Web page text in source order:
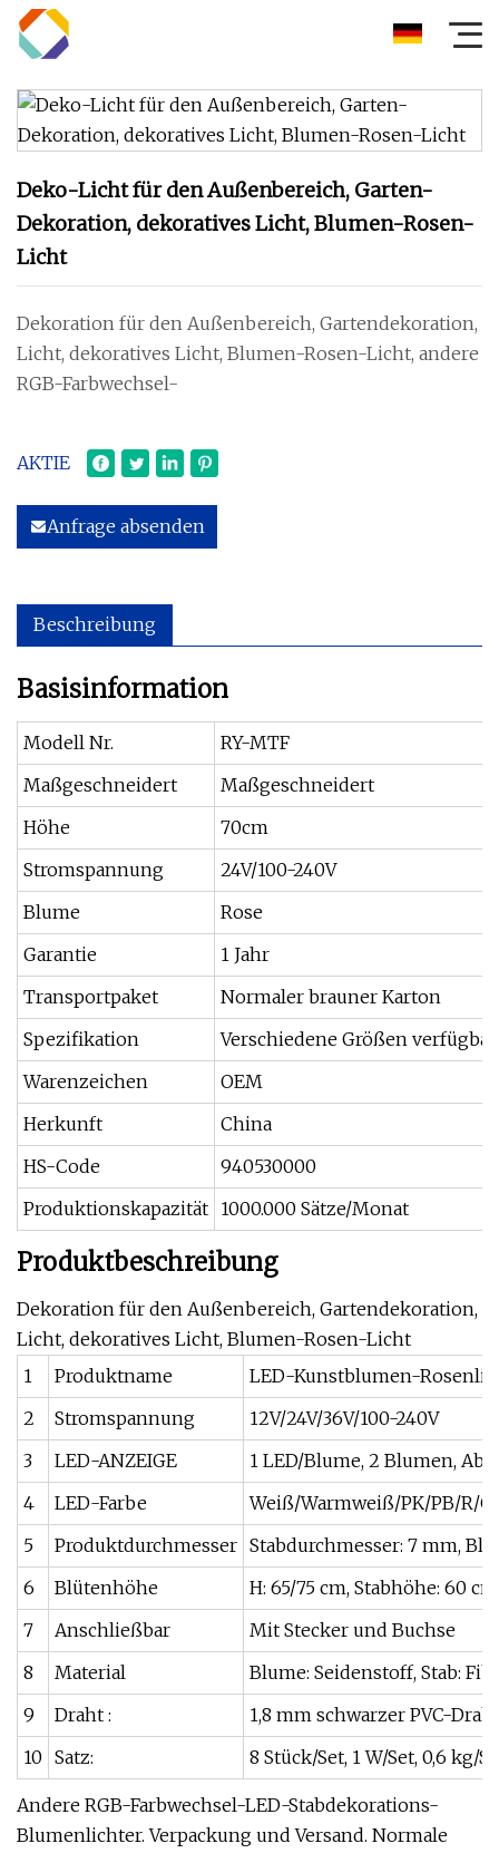
Deko-Licht für den Außenbereich, Garten-
Dekoration, dekoratives Licht, Blumen-Rosen-
Licht
Dekoration für den Außenbereich, Gartendekoration,
Licht, dekoratives Licht, Blumen-Rosen-Licht, andere
RGB-Farbwechsel-
AKTIE
Anfrage absenden
Beschreibung
Basisinformation
Modell Nr.
RY-MTF
Maßgeschneidert
Maßgeschneidert
Höhe
70cm
Stromspannung
24V/100-240V
Blume
Rose
Garantie
1 Jahr
Transportpaket
Normaler brauner Karton
Spezifikation
Verschiedene Größen verfügbar
Warenzeichen
OEM
Herkunft
China
HS-Code
940530000
Produktionskapazität 1000.000 Sätze/Monat
Produktbeschreibung
Dekoration für den Außenbereich, Gartendekoration,
Licht, dekoratives Licht, Blumen-Rosen-Licht
1
Produktname
LED-Kunstblumen-
2
Stromspannung
12V/24V/36V/100-240V
3
LED-ANZEIGE
1 LED/Blume, 2 Blumen,
4
LED-Farbe
Weiß/Warmweiß/PK/PB/R/
5
Produktdurchmesser Stabdurchmesser: 7 mm,
6
Blütenhöhe
H: 65/75 cm, Stabhöhe: 60
7
Anschließbar
Mit Stecker und Buchse
8
Material
Blume: Seidenstoff, Stab:
9
Draht :
1,8 mm schwarzer PVC-Draht
10 Satz: 8 Stück/Set, 1 W/Set, 0,6 kg/
Andere RGB-Farbwechsel-LED-Stabdekorations-
Blumenlichter. Verpackung und Versand. Normale